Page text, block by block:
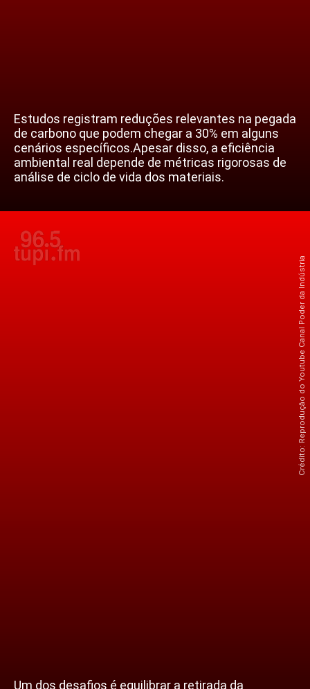
Estudos registram reduções relevantes na pegada
de carbono que podem chegar a 30% em alguns
cenários específicos.Apesar disso, a eficiência
ambiental real depende de métricas rigorosas de
análise de ciclo de vida dos materiais.
Um dos desafios é equilibrar a retirada da
Crédito: Reprodução do Youtube Canal Poder da Indústria